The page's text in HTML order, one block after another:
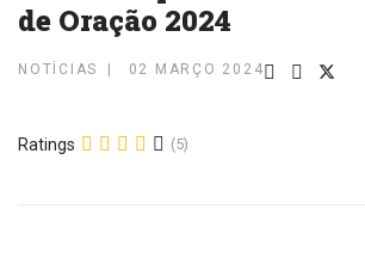
de Oração 2024
NOTÍCIAS 02 MARÇO 2024
Ratings (5)